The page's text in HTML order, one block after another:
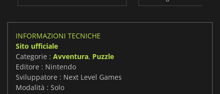
INFORMAZIONI TECNICHE
Sito ufficiale
Categorie : Avventura, Puzzle
Editore : Nintendo
Sviluppatore : Next Level Games
Modalità : Solo